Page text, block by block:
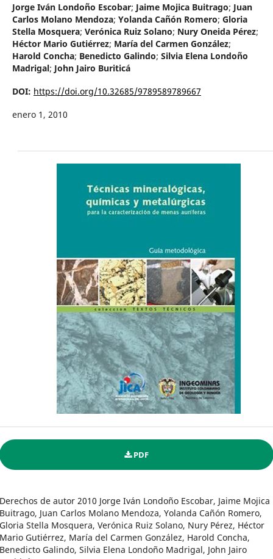
Jorge Iván Londoño Escobar; Jaime Mojica Buitrago; Juan
Carlos Molano Mendoza; Yolanda Cañón Romero; Gloria
Stella Mosquera; Verónica Ruiz Solano; Nury Oneida Pérez;
Héctor Mario Gutiérrez; María del Carmen González;
Harold Concha; Benedicto Galindo; Silvia Elena Londoño
Madrigal; John Jairo Buriticá
DOI: https://doi.org/10.32685/9789589789667
enero 1, 2010
PDF
Derechos de autor 2010 Jorge Iván Londoño Escobar, Jaime Mojica
Buitrago, Juan Carlos Molano Mendoza, Yolanda Cañón Romero,
Gloria Stella Mosquera, Verónica Ruiz Solano, Nury Pérez, Héctor
Mario Gutiérrez, María del Carmen González, Harold Concha,
Benedicto Galindo, Silvia Elena Londoño Madrigal, John Jairo